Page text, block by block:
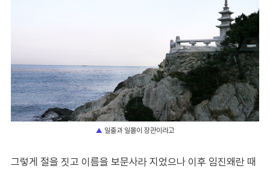
▲ 일출과 일몰이 장관이라고
그렇게 절을 짓고 이름을 보문사라 지었으나 이후 임진왜란 때